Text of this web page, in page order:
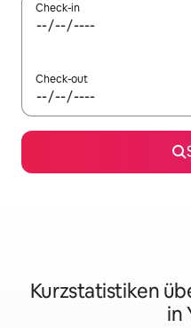
Check-in
Check-out
Kurzstatistiken
in